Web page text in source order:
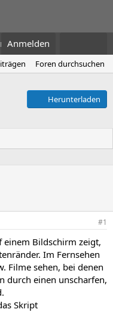
Anmelden
Foren durchsuchen
Herunterladen
#1
Bildschirm zeigt,
Im Fernsehen
Filme sehen, bei denen
durch einen unscharfen,
Skript